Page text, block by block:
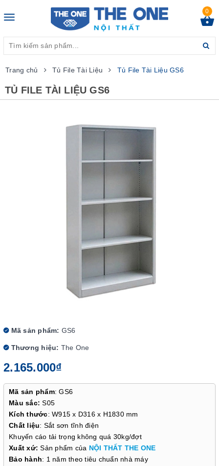
Toggle
0
Trang chủ Tủ File Tài Liệu Tủ File Tài Liệu GS6
TỦ FILE TÀI LIỆU GS6
Mã sản phẩm: GS6
Thương hiệu: The One
2.165.000₫
Mã sản phẩm: GS6
Màu sắc: S05
Kích thước: W915 x D316 x H1830 mm
Chất liệu: Sắt sơn tĩnh điện
Khuyến cáo tải trọng không quá 30kg/đợt
Xuất xứ: Sản phẩm của NỘI THẤT THE ONE
Bảo hành: 1 năm theo tiêu chuẩn nhà máy